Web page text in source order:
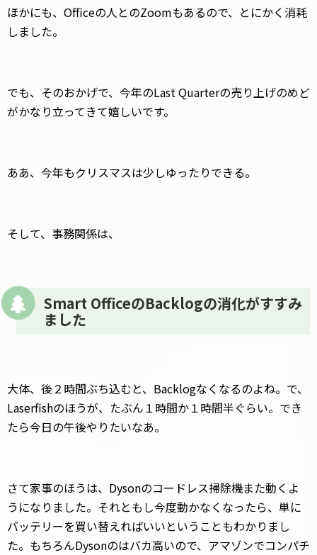
ほかにも、Officeの人とのZoomもあるので、とにかく消耗
しました。
でも、そのおかげで、今年のLast Quarterの売り上げのめど
がかなり立ってきて嬉しいです。
ああ、今年もクリスマスは少しゆったりできる。
そして、事務関係は、
Smart OfficeのBacklogの消化がすすみ
ました
大体、後２時間ぶち込むと、Backlogなくなるのよね。で、
Laserfishのほうが、たぶん１時間か１時間半ぐらい。でき
たら今日の午後やりたいなあ。
さて家事のほうは、Dysonのコードレス掃除機また動くよ
うになりました。それともし今度動かなくなったら、単に
バッテリーを買い替えればいいということもわかりまし
た。もちろんDysonのはバカ高いので、アマゾンでコンパチ